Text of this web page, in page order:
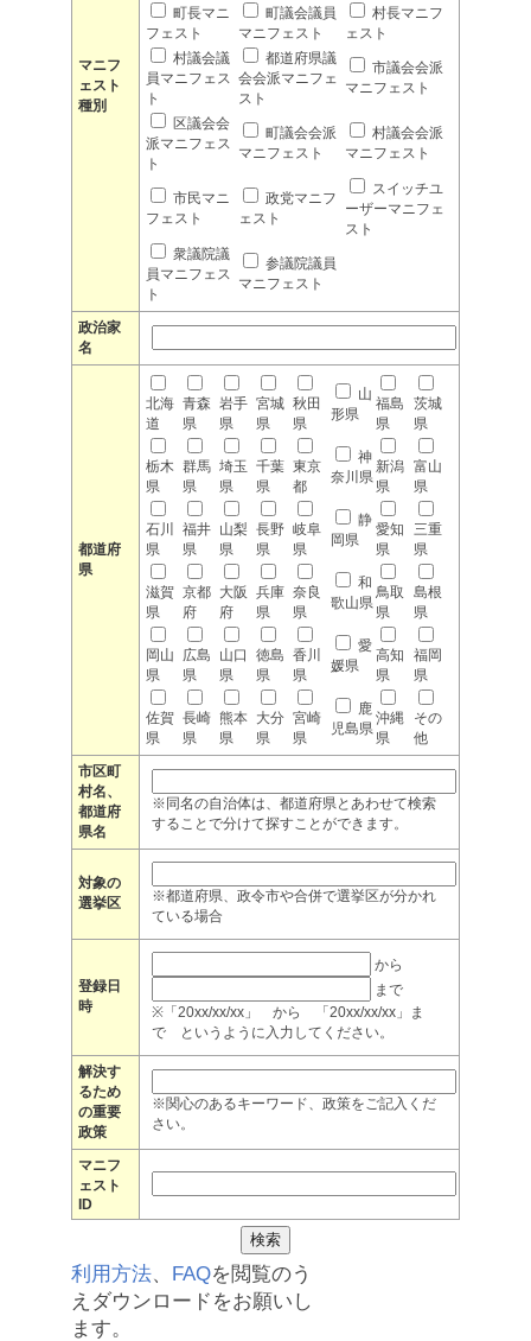
マニフ
ェスト
種別
町長マニ
フェスト
町議会議員
マニフェスト
村長マニフ
ェスト
村議会議
員マニフェス
ト
都道府県議
会会派マニフェ
スト
市議会会派
マニフェスト
区議会会
派マニフェス
ト
町議会会派
マニフェスト
村議会会派
マニフェスト
市民マニ
フェスト
政党マニフ
ェスト
スイッチユ
ーザーマニフェ
スト
衆議院議
員マニフェス
ト
参議院議員
マニフェスト
政治家
名
都道府
県
北海
道
青森
県
岩手
県
宮城
県
秋田
県
山
形県
福島
県
茨城
県
栃木
県
群馬
県
埼玉
県
千葉
県
東京
都
神
奈川県
新潟
県
富山
県
石川
県
福井
県
山梨
県
長野
県
岐阜
県
静
岡県
愛知
県
三重
県
滋賀
県
京都
府
大阪
府
兵庫
県
奈良
県
和
歌山県
鳥取
県
島根
県
岡山
県
広島
県
山口
県
徳島
県
香川
県
愛
媛県
高知
県
福岡
県
佐賀
県
長崎
県
熊本
県
大分
県
宮崎
県
鹿
児島県
沖縄
県
その
他
市区町
村名、
都道府
県名
※同名の自治体は、都道府県とあわせて検索
することで分けて探すことができます。
対象の
選挙区
※都道府県、政令市や合併で選挙区が分かれ
ている場合
登録日
時
から
まで
※「20xx/xx/xx」 から 「20xx/xx/xx」ま
で というように入力してください。
解決す
るため
の重要
政策
※関心のあるキーワード、政策をご記入くだ
さい。
マニフ
ェスト
ID
利用方法、 FAQを閲覧のう
えダウンロードをお願いし
ます。